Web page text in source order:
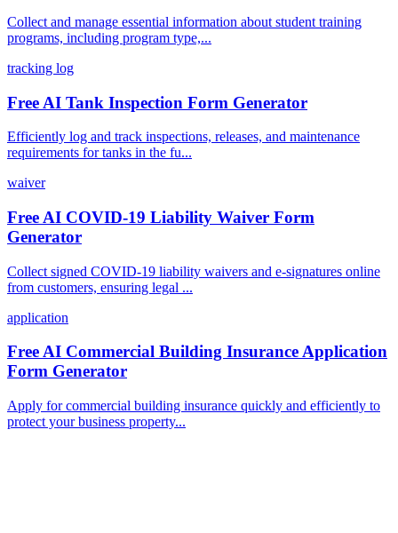
Collect and manage essential information about student training
programs, including program type,...
tracking log
Free AI Tank Inspection Form Generator
Efficiently log and track inspections, releases, and maintenance
requirements for tanks in the fu...
waiver
Free AI COVID-19 Liability Waiver Form
Generator
Collect signed COVID-19 liability waivers and e-signatures online
from customers, ensuring legal ...
application
Free AI Commercial Building Insurance Application
Form Generator
Apply for commercial building insurance quickly and efficiently to
protect your business property...